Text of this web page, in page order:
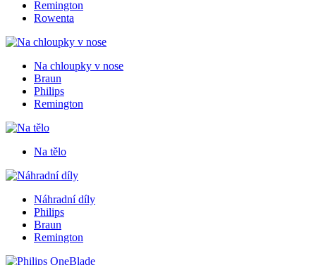
Remington
Rowenta
Na chloupky v nose
Braun
Philips
Remington
Na tělo
Náhradní díly
Philips
Braun
Remington